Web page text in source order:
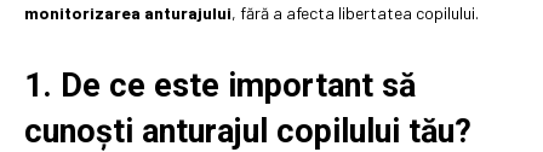
monitorizarea anturajului, fără a afecta libertatea copilului.
1. De ce este important să
cunoști anturajul copilului tău?